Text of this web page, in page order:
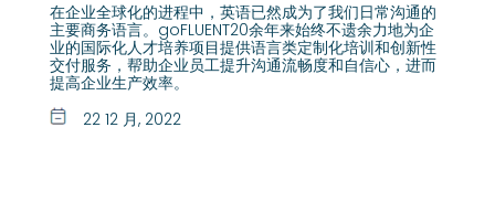
在企业全球化的进程中，英语已然成为了我们日常沟通的
主要商务语言。goFLUENT20余年来始终不遗余力地为企
业的国际化人才培养项目提供语言类定制化培训和创新性
交付服务，帮助企业员工提升沟通流畅度和自信心，进而
提高企业生产效率。
22 12 月, 2022